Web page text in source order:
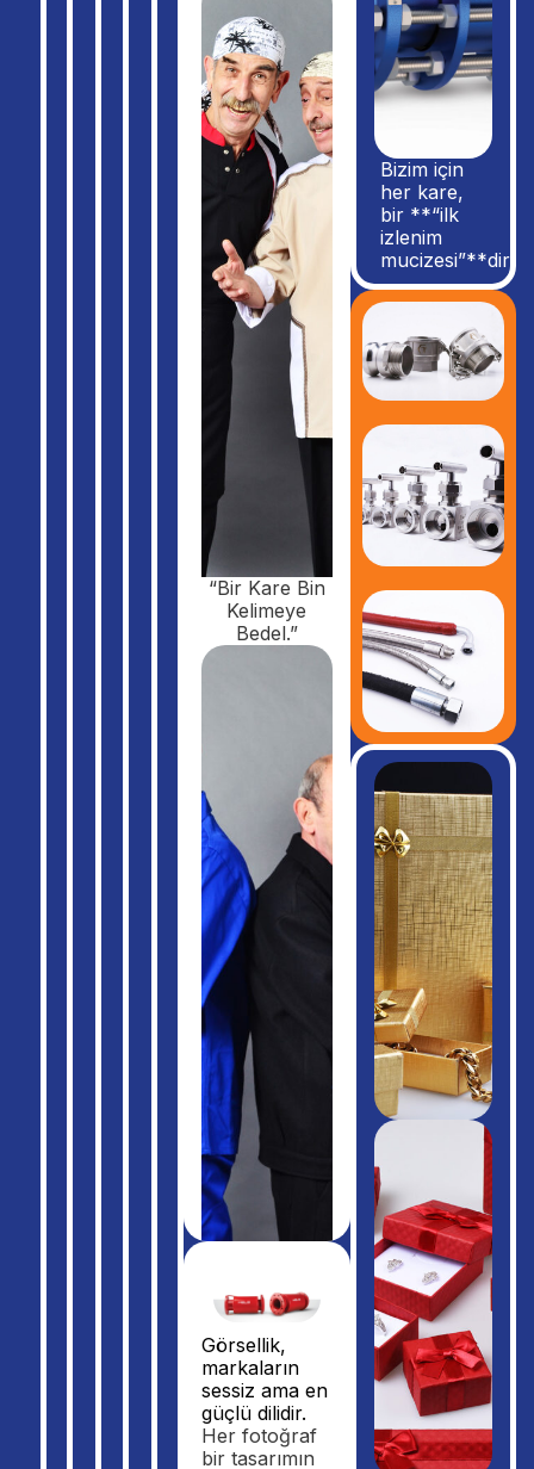
“Bir Kare Bin
Kelimeye
Bedel.”
Görsellik,
markaların
sessiz ama en
güçlü dilidir.
Her fotoğraf
bir tasarımın
Bizim için
her kare,
bir **“ilk
izlenim
mucizesi”**dir.